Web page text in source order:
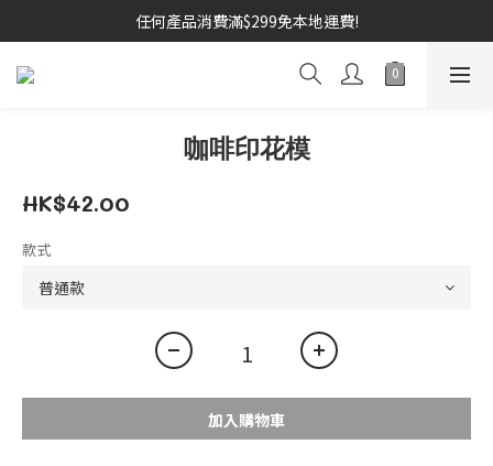
任何產品消費滿$299免本地運費!
咖啡印花模
HK$42.00
款式
加入購物車